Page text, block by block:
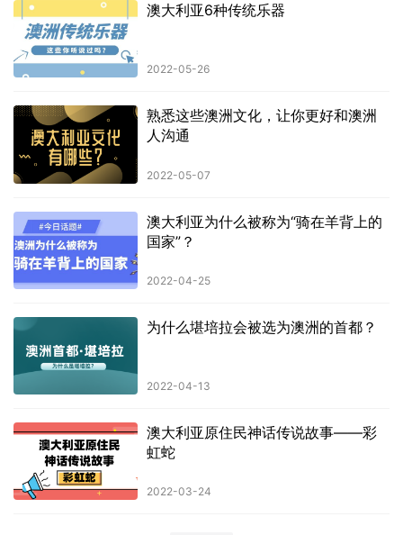
澳大利亚6种传统乐器
2022-05-26
熟悉这些澳洲文化，让你更好和澳洲
人沟通
2022-05-07
澳大利亚为什么被称为“骑在羊背上的
国家”？
2022-04-25
为什么堪培拉会被选为澳洲的首都？
2022-04-13
澳大利亚原住民神话传说故事——彩
虹蛇
2022-03-24